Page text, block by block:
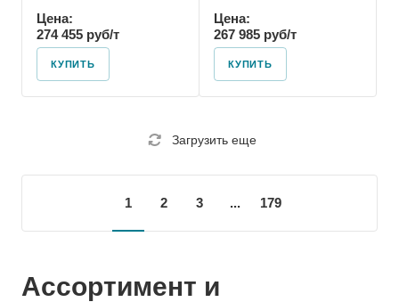
Цена:
274 455 руб/т
КУПИТЬ
Цена:
267 985 руб/т
КУПИТЬ
Загрузить еще
1 2 3 ... 179
Ассортимент и